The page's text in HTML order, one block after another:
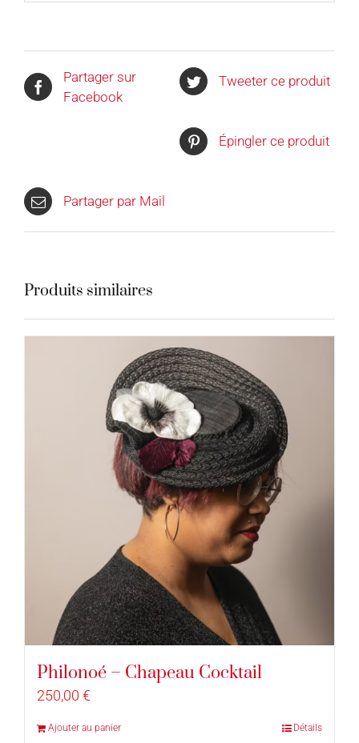
Partager sur
Facebook
Tweeter ce produit
Épingler ce produit
Partager par Mail
Produits similaires
Philonoé – Chapeau Cocktail
250,00 €
Ajouter au panier Détails